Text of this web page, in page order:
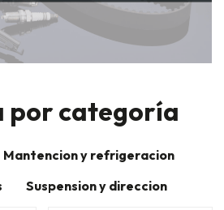
por categoría
Mantencion y refrigeracion
Suspension y direccion